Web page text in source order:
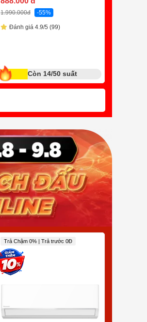
1.990.000đ -55%
Đánh giá 4.9/5 (99)
Còn 14/50 suất
Trả Chậm 0% | Trả trước 0Đ